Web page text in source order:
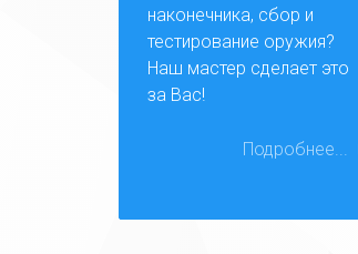
наконечника, сбор и
тестирование оружия?
Наш мастер сделает это
за Вас!
Подробнее...